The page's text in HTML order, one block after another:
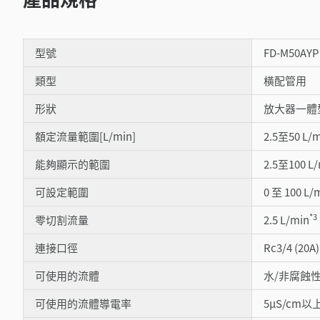
型號
FD-M50AYP
類型
橫配管用
形狀
放大器一體
額定流量範圍[L/min]
2.5至50 L/
能夠顯示的範圍 2.5至100
可設定範圍
0 至 100 L/
零切割流量
2.5 L/min*3
連接口徑
Rc3/4 (20A)
可使用的流體
水/非腐蝕
可使用的流體導電率
5µS/cm以